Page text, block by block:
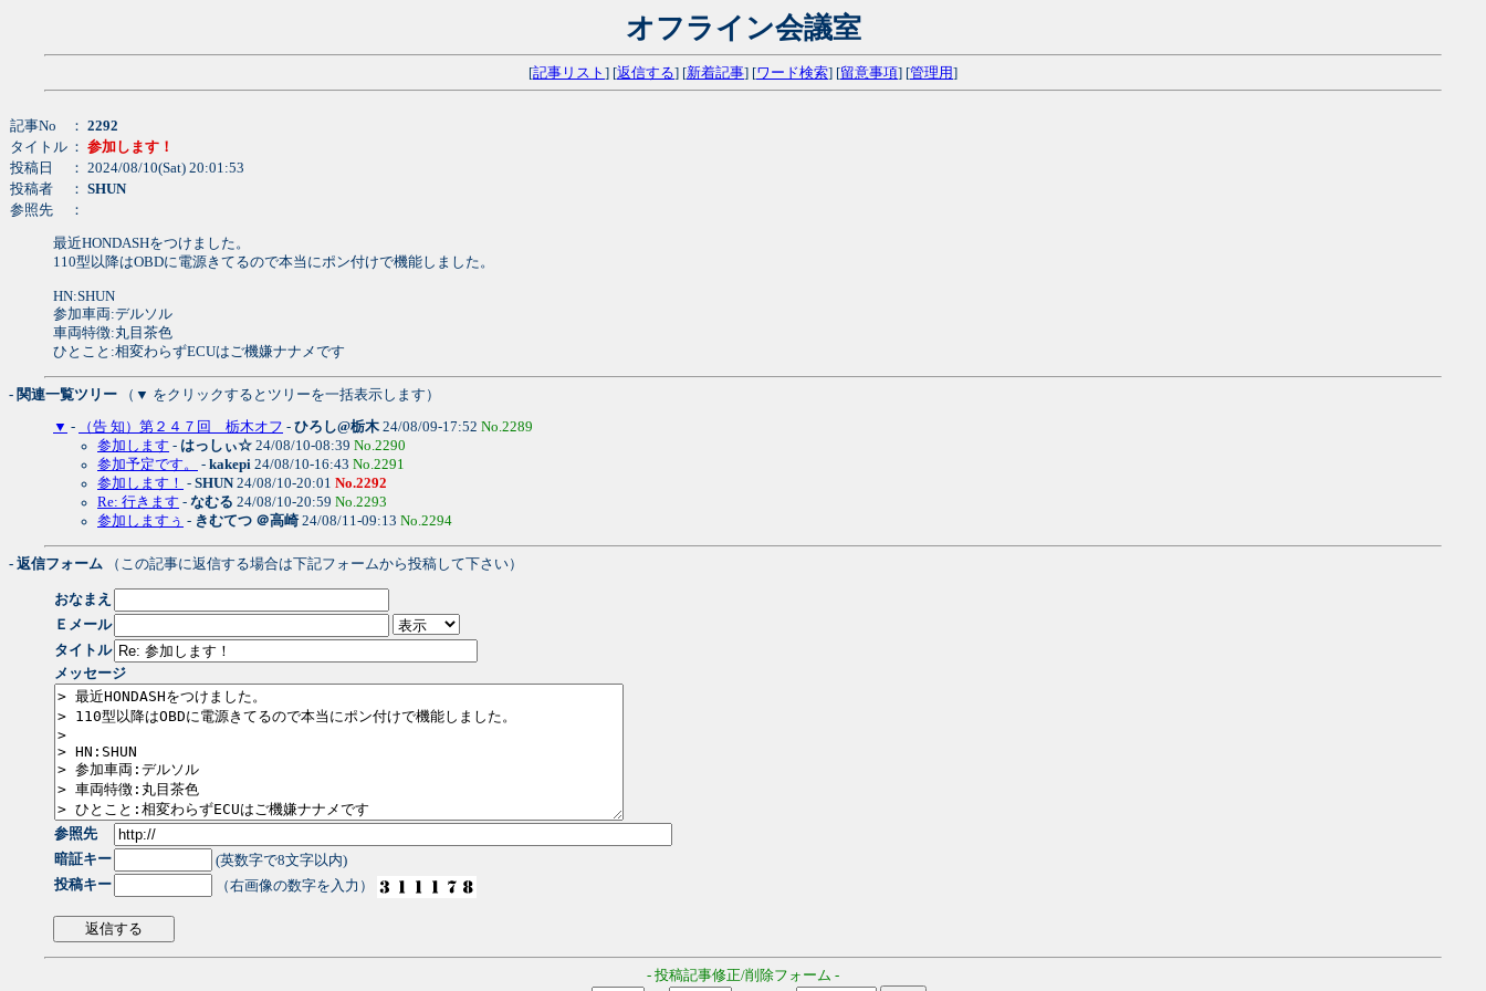
オフライン会議室
[記事リスト ] [返信する] [新着記事] [ワード検索] [留意事項] [管理用]
記事No ： 2292
タイトル ： 参加します！
投稿日
： 2024/08/10(Sat) 20:01:53
投稿者
： SHUN
参照先
：
最近HONDASHをつけました。
110型以降はOBDに電源きてるので本当にポン付けで機能しました。
HN:SHUN
参加車両:デルソル
車両特徴:丸目茶色
ひとこと:相変わらずECUはご機嫌ナナメです
- 関連一覧ツリー （▼ をクリックするとツリーを一括表示します）
▼ - （告 知）第２４７回 栃木オフ - ひろし@栃木 24/08/09-17:52 No.2289
参加します - はっしぃ☆ 24/08/10-08:39 No.2290
参加予定です。
- kakepi 24/08/10-16:43 No.2291
参加します！ - SHUN24/08/10-20:01 No.2292
Re: 行きます - なむる 24/08/10-20:59 No.2293
参加しますぅ - きむてつ ＠高崎24/08/11-09:13 No.2294
- 返信フォーム （この記事に返信する場合は下記フォームから投稿して下さい）
おなまえ
Ｅメール
タイトル
メッセージ
参照先
暗証キー
(英数字で8文字以内)
投稿キー
（右画像の数字を入力）
- 投稿記事修正/削除フォーム -